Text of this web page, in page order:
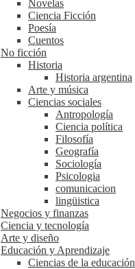
Novelas
Ciencia Ficción
Poesía
Cuentos
No ficción
Historia
Historia argentina
Arte y música
Ciencias sociales
Antropología
Ciencia política
Filosofía
Geografía
Sociología
Psicologia
comunicacion
lingüistica
Negocios y finanzas
Ciencia y tecnología
Arte y diseño
Educación y Aprendizaje
Ciencias de la educación